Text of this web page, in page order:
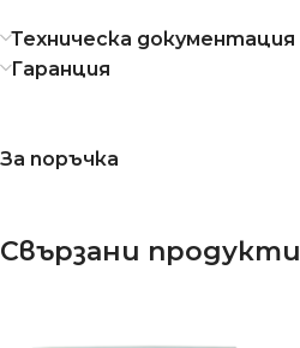
Техническа документация
Гаранция
За поръчка
Свързани продукти